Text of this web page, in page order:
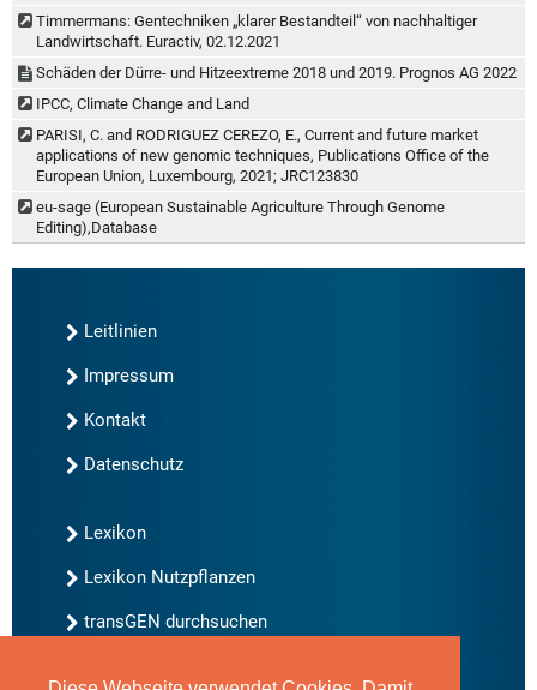
Timmermans: Gentechniken „klarer Bestandteil“ von nachhaltiger
Landwirtschaft. Euractiv, 02.12.2021
Schäden der Dürre- und Hitzeextreme 2018 und 2019. Prognos AG 2022
IPCC, Climate Change and Land
PARISI, C. and RODRIGUEZ CEREZO, E., Current and future market
applications of new genomic techniques, Publications Office of the
European Union, Luxembourg, 2021; JRC123830
eu-sage (European Sustainable Agriculture Through Genome
Editing),Database
Leitlinien
Impressum
Kontakt
Datenschutz
Lexikon
Lexikon Nutzpflanzen
transGEN durchsuchen